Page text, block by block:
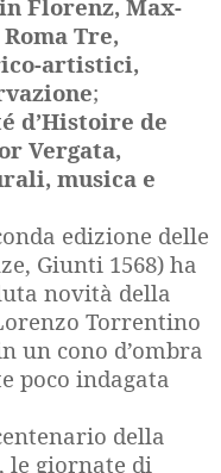
Florenz, Max-
Tre,
artistici,
;
d’Histoire de
Vergata,
musica e
edizione delle
Giunti 1568) ha
novità della
Torrentino
un cono d’ombra
poco indagata
della
le giornate di